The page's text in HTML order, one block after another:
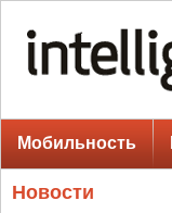
Мобильность
Новости